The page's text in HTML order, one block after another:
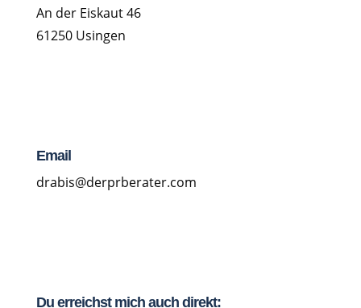
An der Eiskaut 46
61250 Usingen
Email
drabis@derprberater.com
Du erreichst mich auch direkt: